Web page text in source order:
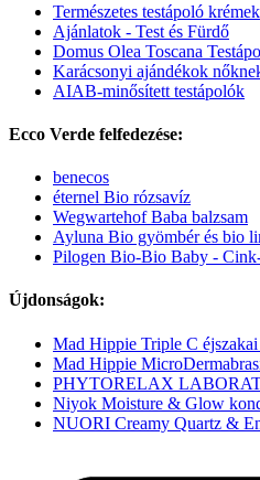
Természetes testápoló krémek
Ajánlatok - Test és Fürdő
Domus Olea Toscana
Karácsonyi ajándékok
AIAB-minősített testápolók
Ecco Verde felfedezése:
benecos
éternel Bio rózsavíz
Wegwartehof Baba balzsam
Ayluna Bio gyömbér és bio
Pilogen Bio-Bio Baby -
Újdonságok:
Mad Hippie Triple C
Mad Hippie
PHYTORELAX
Niyok Moisture & Glow
NUORI Creamy Quartz &